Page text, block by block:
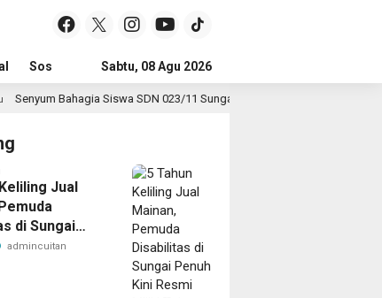
Sosial & Budaya Pemerintahan & Politik
Sabtu, 08 Agu 2026
Siswa SDN 023/11 Sungai Penuh Terima Sepatu Baru dari Kapolres
Jual
di Sungai
Resmi Miliki
admincuitan